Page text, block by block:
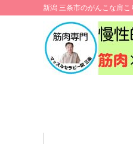
新潟 三条市のがんこな肩